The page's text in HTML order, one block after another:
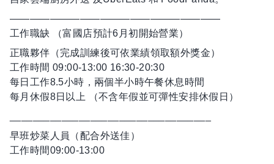
—————————————————————
工作職缺 （富國店預計6月初開始營業）
正職夥伴（完成訓練後可依業績領取額外獎金）
工作時間 09:00-13:00 16:30-20:30
每日工作8.5小時，兩個半小時午餐休息時間
每月休假8日以上 （不含年假並可彈性安排休假日）
早班炒菜人員（配合外送佳）
工作時間09:00-13:00